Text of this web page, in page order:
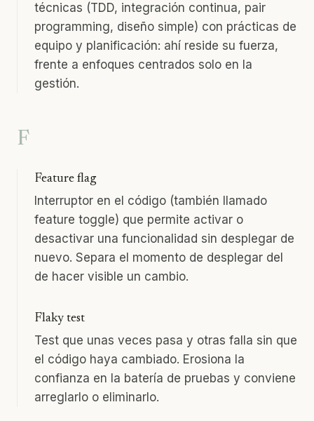
técnicas (TDD, integración continua, pair
programming, diseño simple) con prácticas de
equipo y planificación: ahí reside su fuerza,
frente a enfoques centrados solo en la
gestión.
F
Feature flag
Interruptor en el código (también llamado
feature toggle) que permite activar o
desactivar una funcionalidad sin desplegar de
nuevo. Separa el momento de desplegar del
de hacer visible un cambio.
Flaky test
Test que unas veces pasa y otras falla sin que
el código haya cambiado. Erosiona la
confianza en la batería de pruebas y conviene
arreglarlo o eliminarlo.